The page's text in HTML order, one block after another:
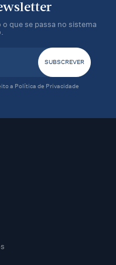
que se passa no sistema
a Política de Privacidade